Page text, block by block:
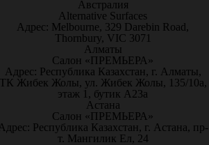
Австралия
Alternative Surfaces
Адрес: Melbourne, 329 Darebin Road,
Thornbury, VIC 3071
Алматы
Салон «ПРЕМЬЕРА»
Адрес: Республика Казахстан, г. Алматы,
Жибек Жолы, ул. Жибек Жолы, 135/10а,
этаж 1, бутик А23а
Астана
Салон «ПРЕМЬЕРА»
Республика Казахстан, г. Астана, пр-
т. Мангилик Ел, 24